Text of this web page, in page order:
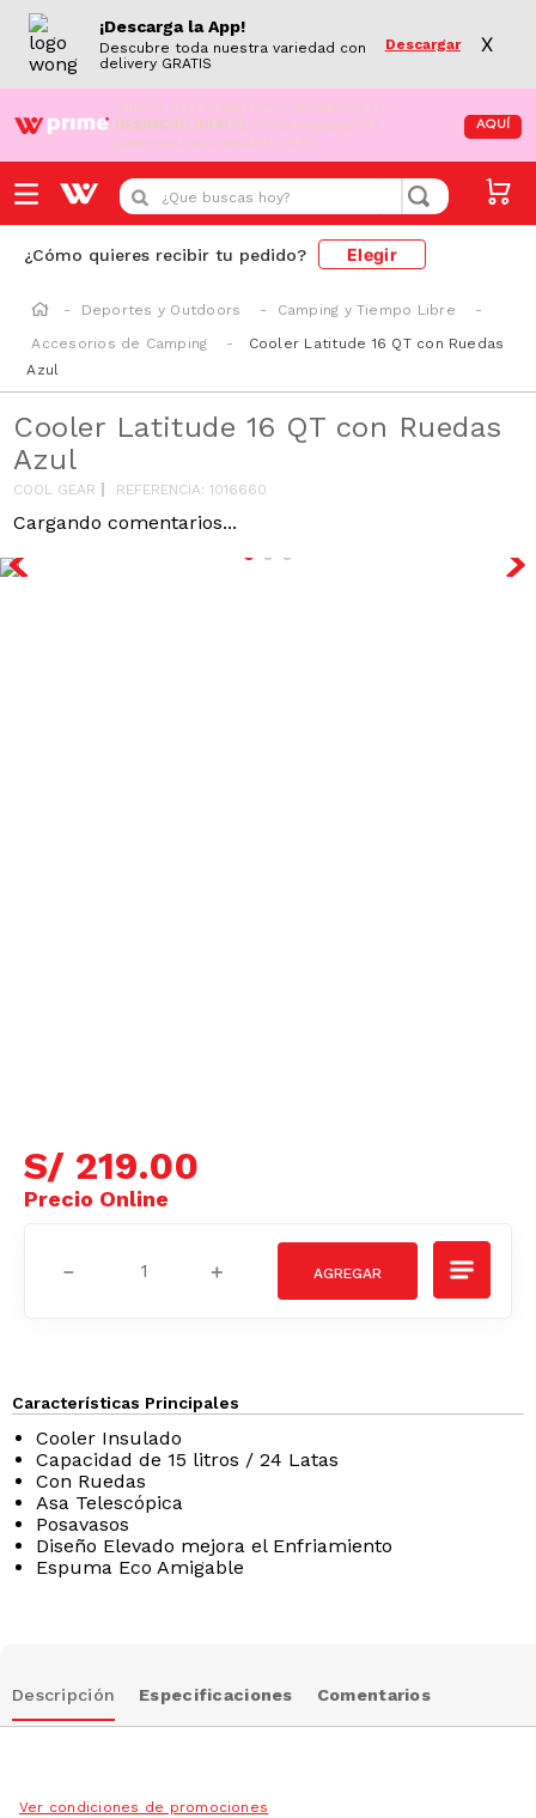
¡Descarga la App!
Descubre toda nuestra variedad con
delivery GRATIS
Descargar X
¡Aún no eres Wong Prime! Aprovecha el
DESPACHO GRATIS en tus compras de
supermercado desde S/79.90
AQUÍ
¿Que buscas hoy?
¿Cómo quieres recibir tu pedido? Elegir
Deportes y Outdoors
Camping y Tiempo Libre
Accesorios de Camping
Cooler Latitude 16 QT con Ruedas
Azul
Cooler Latitude 16 QT con Ruedas
Azul
COOL GEAR REFERENCIA:1016660
Cargando comentarios...
S/ 219.00
＋
－
Características Principales
Cooler Insulado
Capacidad de 15 litros / 24 Latas
Con Ruedas
Asa Telescópica
Posavasos
Diseño Elevado mejora el Enfriamiento
Espuma Eco Amigable
Descripción Especificaciones Comentarios
Ver condiciones de promociones